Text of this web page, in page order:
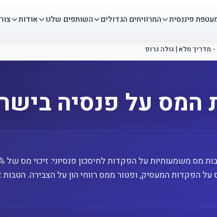
פיננסית המרוויחים הגדולים השותפים שלנו אודות
מדריך מלא | גולה גרופ
המס על פנסיה
על הפקדות המעסיק, ופטור ממס רווחי הון על הצבירה. הטבות